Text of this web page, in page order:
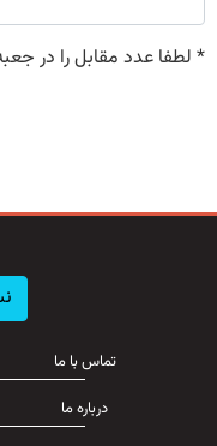
* لطفا عدد مقابل را در
تماس با ما
درباره ما